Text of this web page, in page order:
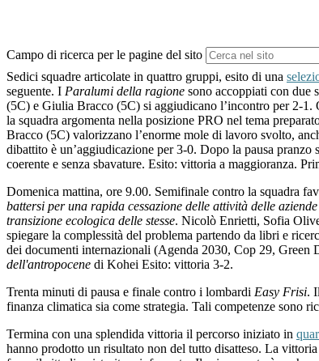
Campo di ricerca per le pagine del sito
Sedici squadre articolate in quattro gruppi, esito di una
seguente. I Paralumi della ragione sono accoppiati con due
(5C) e Giulia Bracco (5C) si aggiudicano l’incontro per 2-1.
la squadra argomenta nella posizione PRO nel tema
Bracco (5C) valorizzano l’enorme mole di lavoro svolto,
dibattito è un’aggiudicazione per 3-0. Dopo la pausa
coerente e senza sbavature. Esito: vittoria a maggioranza.
Domenica mattina, ore 9.00. Semifinale contro la squadra
battersi per una rapida cessazione delle attività delle
transizione ecologica delle stesse. Nicolò Enrietti, Sofia
spiegare la complessità del problema partendo da libri e
dei documenti internazionali (Agenda 2030, Cop 29, Green
dell'antropocene di Kohei Esito: vittoria 3-2.
Trenta minuti di pausa e finale contro i lombardi Easy Frisi.
finanza climatica sia come strategia. Tali competenze sono
Termina con una splendida vittoria il percorso iniziato in
hanno prodotto un risultato non del tutto disatteso. La